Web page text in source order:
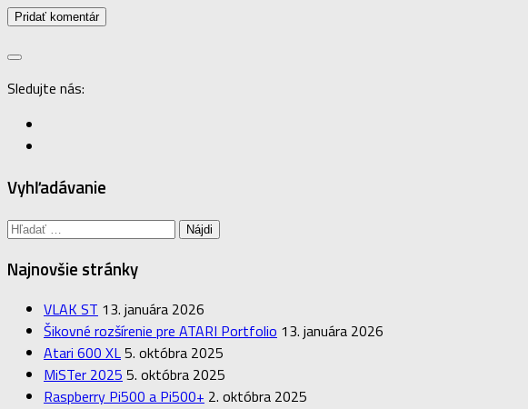
Sledujte nás:
Vyhľadávanie
Hľadať:
Najnovšie stránky
VLAK ST 13. januára 2026
Šikovné rozšírenie pre ATARI Portfolio 13. januára 2026
Atari 600 XL5. októbra 2025
MiSTer 2025 5. októbra 2025
Raspberry Pi500 a Pi500+ 2. októbra 2025